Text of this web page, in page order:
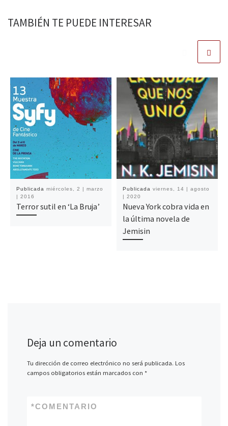
TAMBIÉN TE PUEDE INTERESAR
Publicada miércoles, 2 | marzo
| 2016
Terror sutil en ‘La Bruja’
Publicada viernes, 14 | agosto
| 2020
Nueva York cobra vida en
la última novela de
Jemisin
Deja un comentario
Tu dirección de correo electrónico no será publicada. Los
campos obligatorios están marcados con *
COMENTARIO
*